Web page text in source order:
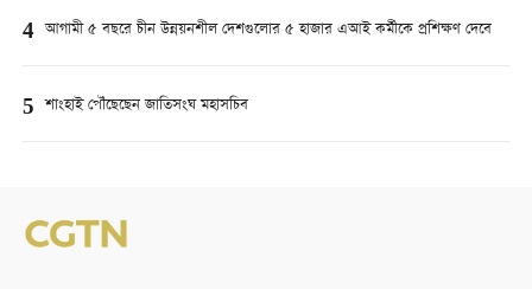
4 আগামী ৫ বছরে চীন উন্নয়নশীল দেশগুলোর ৫ হাজার এআই কর্মীকে প্রশিক্ষণ দেবে
5 শাংহাই পৌঁছেছেন জাতিসংঘ মহাসচিব